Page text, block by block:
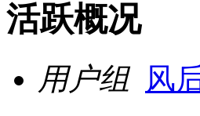
活跃概况
用户组 风